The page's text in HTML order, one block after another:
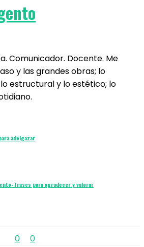
Comunicador. Docente. Me
y las grandes obras; lo
estructural y lo estético; lo
adelgazar
frases para agradecer y valorar
0
0